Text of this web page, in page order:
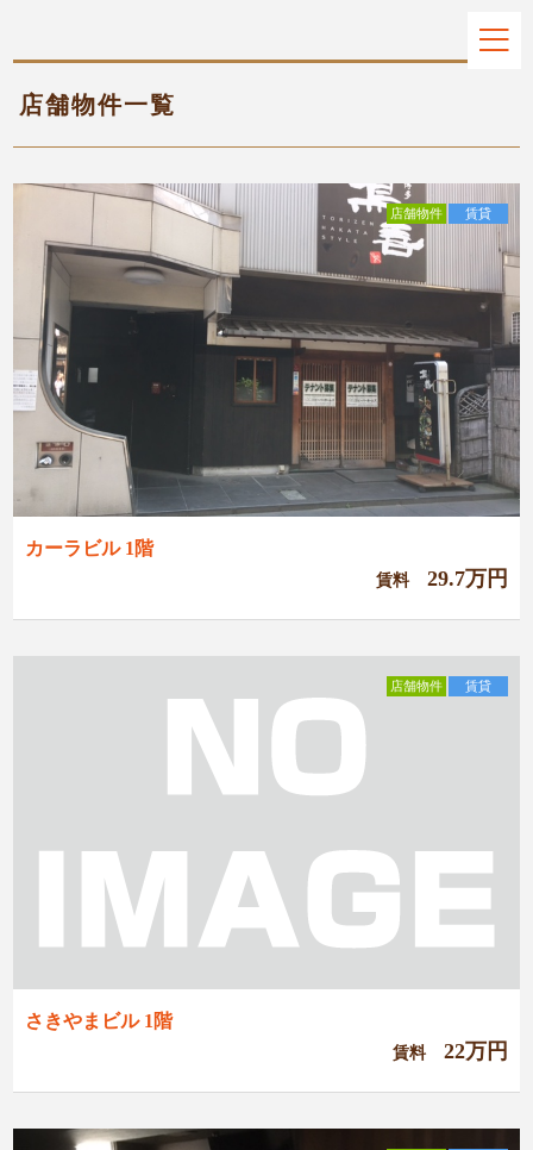
店舗物件一覧
カーラビル 1階
店舗物件 賃貸
賃料 29.7万円
さきやまビル 1階
店舗物件 賃貸
賃料 22万円